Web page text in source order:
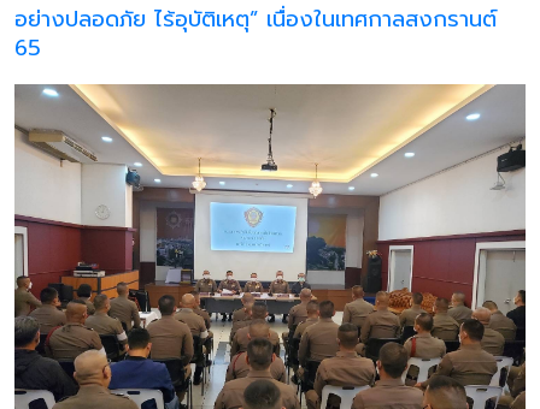
อย่างปลอดภัย ไร้อุบัติเหตุ” เนื่องในเทศกาลสงกรานต์
65